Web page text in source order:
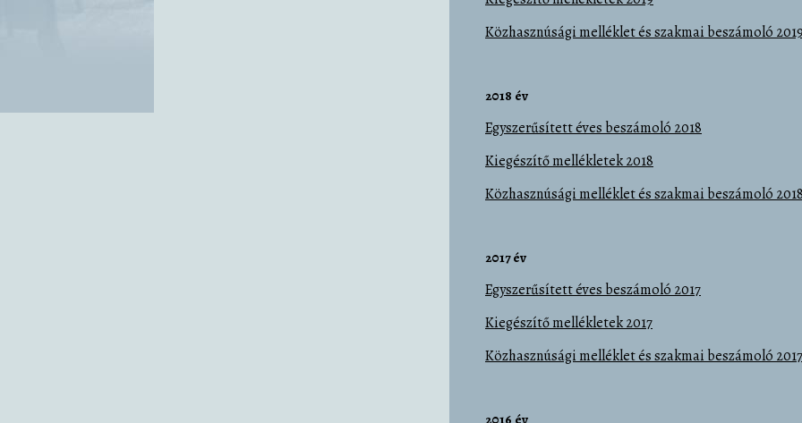
Közhasznúsági melléklet és szakmai beszámoló
2018 év
Egyszerűsített éves beszámoló 2018
Kiegészítő mellékletek 2018
Közhasznúsági melléklet és szakmai beszámoló
2017 év
Egyszerűsített éves beszámoló 2017
Kiegészítő mellékletek 2017
Közhasznúsági melléklet és szakmai beszámoló 2017